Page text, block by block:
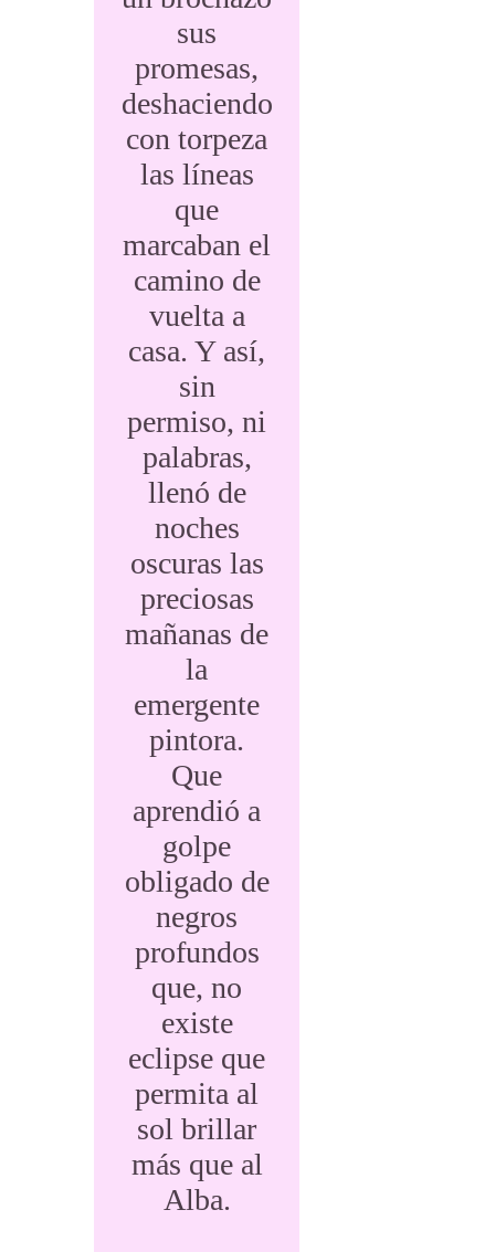
sus
promesas,
deshaciendo
con torpeza
las líneas
que
marcaban el
camino de
vuelta a
casa. Y así,
sin
permiso, ni
palabras,
llenó de
noches
oscuras las
preciosas
mañanas de
la
emergente
pintora.
Que
aprendió a
golpe
obligado de
negros
profundos
que, no
existe
eclipse que
permita al
sol brillar
más que al
Alba.